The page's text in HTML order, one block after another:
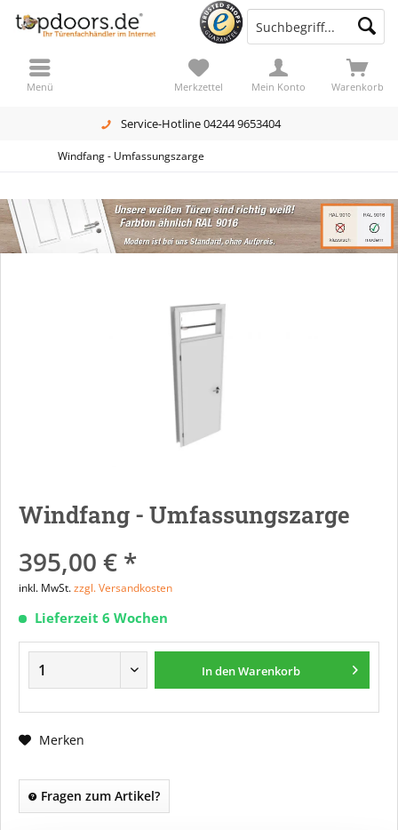
Service-Hotline 04244 9653404
Warenkorb
Merkzettel Mein Konto
Menü
Windfang - Umfassungszarge
Windfang - Umfassungszarge
395,00 € *
inkl. MwSt.zzgl. Versandkosten
Lieferzeit 6 Wochen
In denWarenkorb
Merken
Fragen zum Artikel?